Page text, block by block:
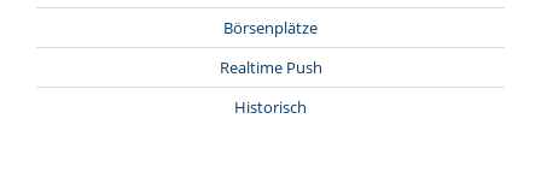
Börsenplätze
Realtime Push
Historisch